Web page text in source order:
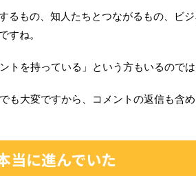
るもの、知人たちとつながるもの、ビ
すね。
トを持っている」という方もいるので
も大変ですから、コメントの返信も含
当に進んでいた